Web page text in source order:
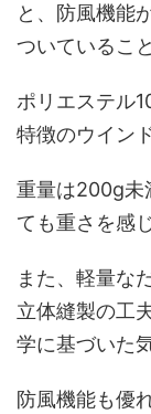
と、防風機能
ついているこ
ポリエステル
特徴のウイン
重量は200g未
ても重さを感
また、軽量な
立体縫製の工
学に基づいた
防風機能も優